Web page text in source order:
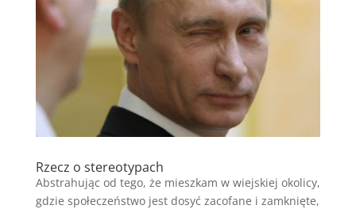
Rzecz o stereotypach
Abstrahując od tego, że mieszkam w wiejskiej okolicy,
gdzie społeczeństwo jest dosyć zacofane i zamknięte,